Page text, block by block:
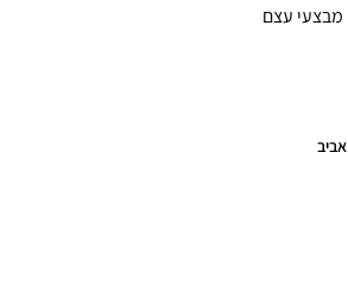
מבצעי עצם